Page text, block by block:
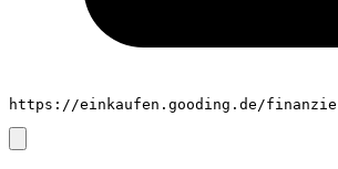
https://einkaufen.gooding.de/